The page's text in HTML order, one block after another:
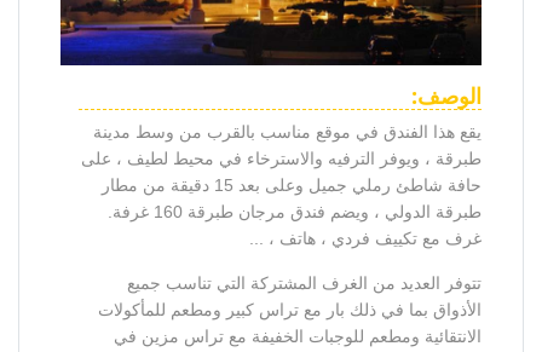
الوصف:
يقع هذا الفندق في موقع مناسب بالقرب من وسط مدينة
طبرقة ، ويوفر الترفيه والاسترخاء في محيط لطيف ، على
حافة شاطئ رملي جميل وعلى بعد 15 دقيقة من مطار
طبرقة الدولي ، ويضم فندق مرجان طبرقة 160 غرفة.
غرف مع تكييف فردي ، هاتف ، ...
تتوفر العديد من الغرف المشتركة التي تناسب جميع
الأذواق بما في ذلك بار مع تراس كبير ومطعم للمأكولات
الانتقائية ومطعم للوجبات الخفيفة مع تراس مزين في